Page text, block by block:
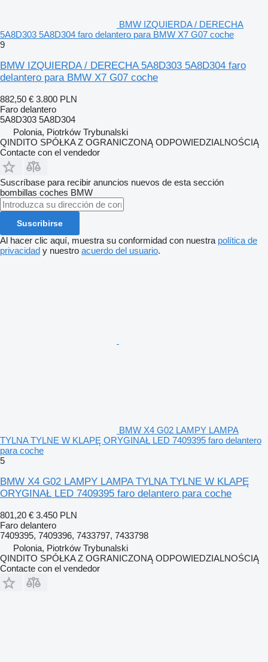
BMW IZQUIERDA / DERECHA
5A8D303 5A8D304 faro delantero para BMW X7 G07 coche
9
BMW IZQUIERDA / DERECHA 5A8D303 5A8D304 faro
delantero para BMW X7 G07 coche
882,50 € 3.800 PLN
Faro delantero
5A8D303 5A8D304
Polonia, Piotrków Trybunalski
QINDITO SPÓŁKA Z OGRANICZONĄ ODPOWIEDZIALNOŚCIĄ
Contacte con el vendedor
Suscríbase para recibir anuncios nuevos de esta sección
bombillas coches BMW
Suscribirse
Al hacer clic aquí, muestra su conformidad con nuestra política de
privacidad y nuestro acuerdo del usuario.
BMW X4 G02 LAMPY LAMPA
TYLNA TYLNE W KLAPĘ ORYGINAŁ LED 7409395 faro delantero
para coche
5
BMW X4 G02 LAMPY LAMPA TYLNA TYLNE W KLAPĘ
ORYGINAŁ LED 7409395 faro delantero para coche
801,20 € 3.450 PLN
Faro delantero
7409395, 7409396, 7433797, 7433798
Polonia, Piotrków Trybunalski
QINDITO SPÓŁKA Z OGRANICZONĄ ODPOWIEDZIALNOŚCIĄ
Contacte con el vendedor